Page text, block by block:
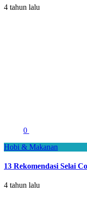
4 tahun lalu
0
Hobi & Makanan
13 Rekomendasi Selai
4 tahun lalu